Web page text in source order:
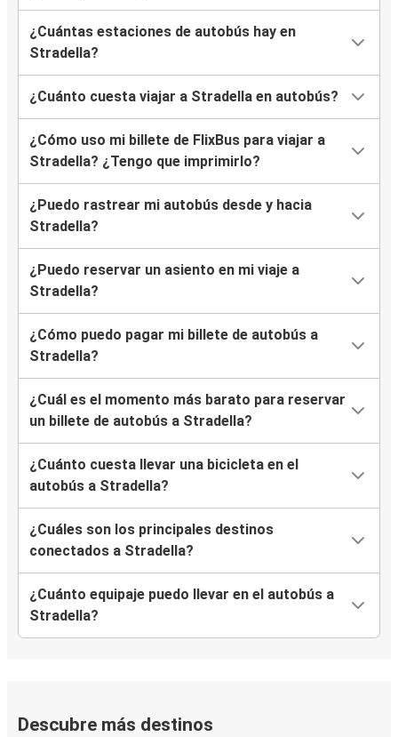
¿Cuántas estaciones de autobús hay en
Stradella?
¿Cuánto cuesta viajar a Stradella en autobús?
¿Cómo uso mi billete de FlixBus para viajar a
Stradella? ¿Tengo que imprimirlo?
¿Puedo rastrear mi autobús desde y hacia
Stradella?
¿Puedo reservar un asiento en mi viaje a
Stradella?
¿Cómo puedo pagar mi billete de autobús a
Stradella?
¿Cuál es el momento más barato para reservar
un billete de autobús a Stradella?
¿Cuánto cuesta llevar una bicicleta en el
autobús a Stradella?
¿Cuáles son los principales destinos
conectados a Stradella?
¿Cuánto equipaje puedo llevar en el autobús a
Stradella?
Descubre más destinos